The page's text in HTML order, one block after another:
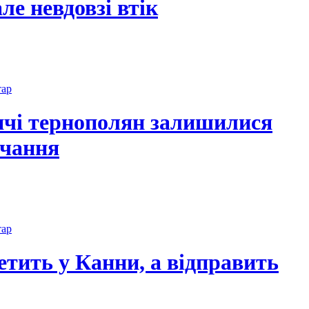
невдовзі втік
тернополян залишилися
у Канни, а відправить